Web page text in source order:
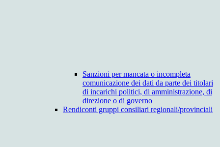
Sanzioni per mancata o incompleta
comunicazione dei dati da parte dei titolari
di incarichi politici, di amministrazione, di
direzione o di governo
Rendiconti gruppi consiliari regionali/provinciali